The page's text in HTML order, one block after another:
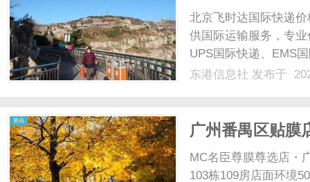
法索赔
北京飞时达国际快递
供国际运输服务，专
UPS国际快递、EMS
业务。国际快递运输
东港信息社 发布于
资讯
广州番禺区贴膜
MC名臣尊膜尊选店・
103栋109房店面环境